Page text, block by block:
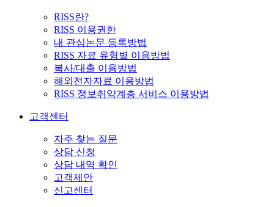
RISS란?
RISS 이용권한
내 관심논문 등록방법
RISS 자료 유형별 이용방법
복사/대출 이용방법
해외전자자료 이용방법
RISS 정보취약계층 서비스 이용방법
고객센터
자주 찾는 질문
상담 신청
상담 내역 확인
고객제안
신고센터